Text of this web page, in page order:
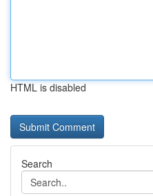
HTML is disabled
Search